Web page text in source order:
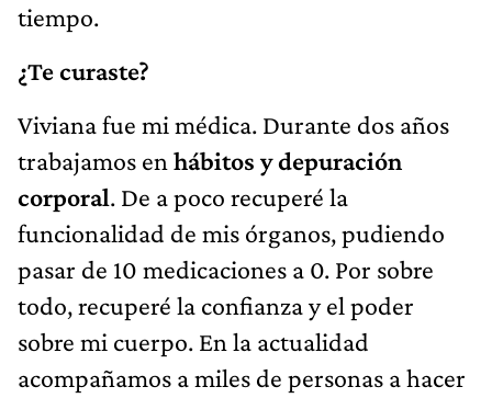
tiempo.
¿Te curaste?
Viviana fue mi médica. Durante dos años
trabajamos en hábitos y depuración
corporal. De a poco recuperé la
funcionalidad de mis órganos, pudiendo
pasar de 10 medicaciones a 0. Por sobre
todo, recuperé la confianza y el poder
sobre mi cuerpo. En la actualidad
acompañamos a miles de personas a hacer